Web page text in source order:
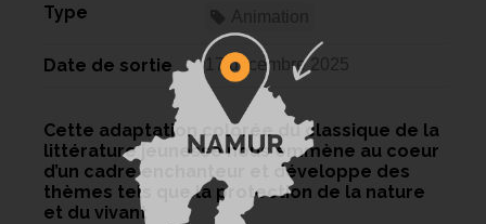
Type
Date de sortie 17 décembre 2025
Cette adaptation colorée du classique de la
littérature jeunesse nous emmène au coeur
d’un cadre enchanteur et développe des
thèmes tels que la protection de la nature
et du vivant